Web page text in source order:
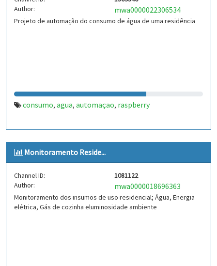
Author:
mwa0000022306534
Projeto de automação do consumo de água de uma residência
consumo, agua, automaçao, raspberry
Monitoramento Reside...
Channel ID:
1081122
Author:
mwa0000018696363
Monitoramento dos insumos de uso residencial; Água, Energia
elétrica, Gás de cozinha eluminosidade ambiente